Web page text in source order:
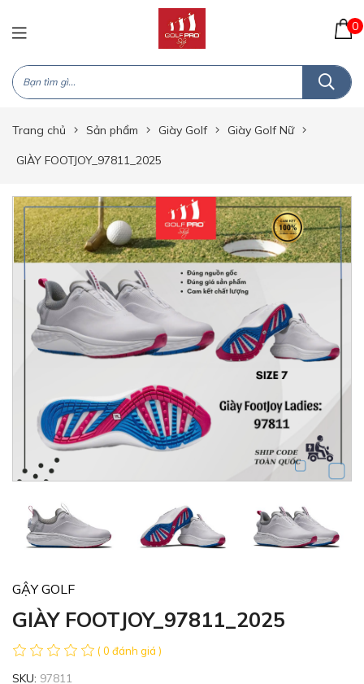
0
Trang chủ Sản phẩm Giày Golf Giày Golf Nữ
GIÀY FOOTJOY_97811_2025
GẬY GOLF
GIÀY FOOTJOY_97811_2025
( 0 đánh giá )
SKU: 97811